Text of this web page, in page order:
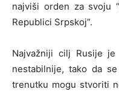
najviši orden za svoju
Republici Srpskoj”.
Najvažniji cilj Rusije
nestabilnije, tako da
trenutku mogu stvoriti